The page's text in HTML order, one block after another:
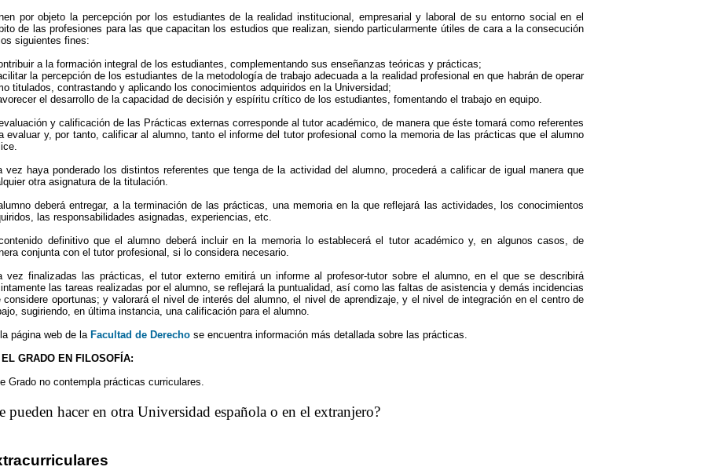
por objeto la percepción por los estudiantes de la realidad institucional, empresarial y laboral de su entorno social en el
de las profesiones para las que capacitan los estudios que realizan, siendo particularmente útiles de cara a la consecución
siguientes fines:
a la formación integral de los estudiantes, complementando sus enseñanzas teóricas y prácticas;
la percepción de los estudiantes de la metodología de trabajo adecuada a la realidad profesional en que habrán de operar
titulados, contrastando y aplicando los conocimientos adquiridos en la Universidad;
el desarrollo de la capacidad de decisión y espíritu crítico de los estudiantes, fomentando el trabajo en equipo.
y calificación de las Prácticas externas corresponde al tutor académico, de manera que éste tomará como referentes
evaluar y, por tanto, calificar al alumno, tanto el informe del tutor profesional como la memoria de las prácticas que el alumno
vez haya ponderado los distintos referentes que tenga de la actividad del alumno, procederá a calificar de igual manera que
otra asignatura de la titulación.
deberá entregar, a la terminación de las prácticas, una memoria en la que reflejará las actividades, los conocimientos
las responsabilidades asignadas, experiencias, etc.
definitivo que el alumno deberá incluir en la memoria lo establecerá el tutor académico y, en algunos casos, de
conjunta con el tutor profesional, si lo considera necesario.
vez finalizadas las prácticas, el tutor externo emitirá un informe al profesor-tutor sobre el alumno, en el que se describirá
las tareas realizadas por el alumno, se reflejará la puntualidad, así como las faltas de asistencia y demás incidencias
considere oportunas; y valorará el nivel de interés del alumno, el nivel de aprendizaje, y el nivel de integración en el centro de
sugiriendo, en última instancia, una calificación para el alumno.
página web de la Facultad de Derecho se encuentra información más detallada sobre las prácticas.
EL GRADO EN FILOSOFÍA:
Grado no contempla prácticas curriculares.
pueden hacer en otra Universidad española o en el extranjero?